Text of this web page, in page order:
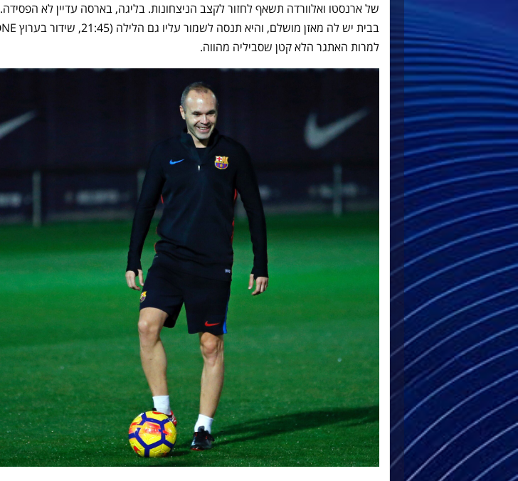
של ארנסטו ואלוורדה תשאף לחזור לקצב הניצחונות. בליגה, בארסה עדיין לא הפסידה.
למרות האתגר הלא קטן שסביליה מהווה.